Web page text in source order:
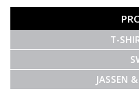
T-
JASSEN